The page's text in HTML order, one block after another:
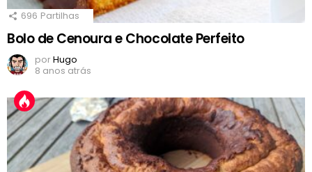
696 Partilhas
Bolo de Cenoura e Chocolate Perfeito
porHugo
8 anos atrás